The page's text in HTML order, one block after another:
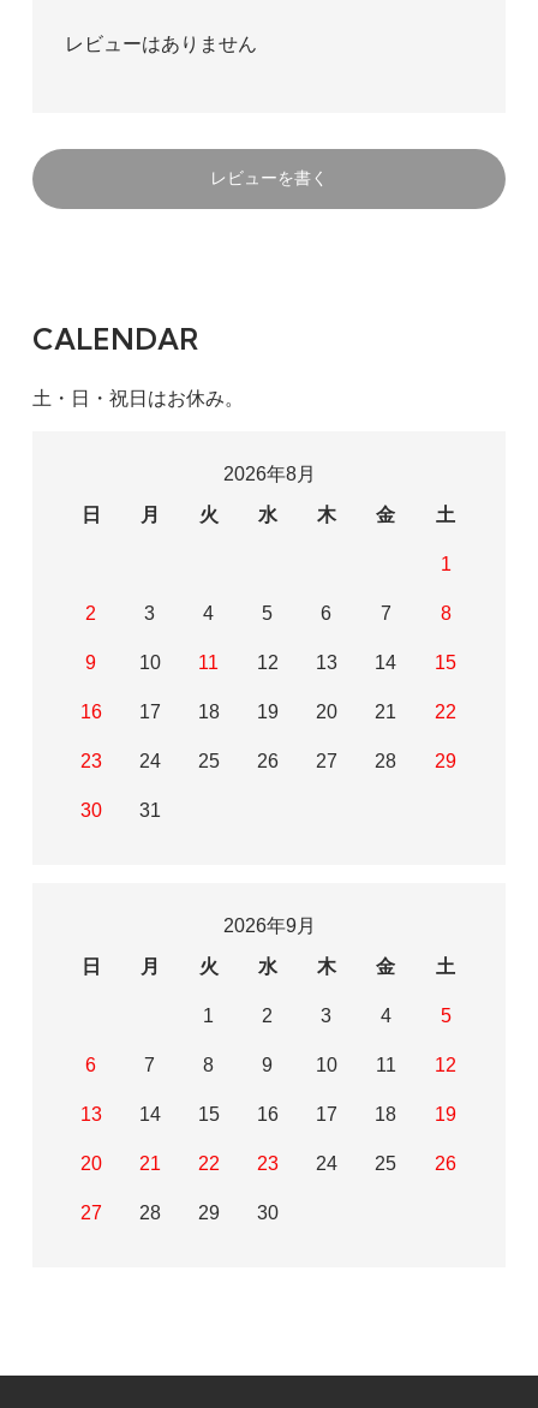
レビューはありません
レビューを書く
CALENDAR
土・日・祝日はお休み。
2026年8月
日
月 火 水 木 金 土
1
2 3 4 5 6 7 8
9 10 11 12 13 14 15
16 17 18 19 20 21 22
23 24 25 26 27 28 29
30 31
2026年9月
日
月 火 水 木 金 土
1 2 3 4 5
6 7 8 9 10 11 12
13 14 15 16 17 18 19
20 21 22 23 24 25 26
27 28 29 30